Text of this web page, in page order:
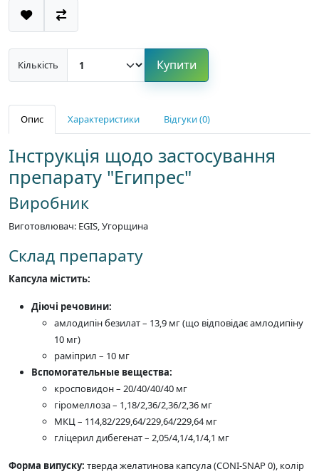
Кількість Купити
Опис Характеристики Відгуки (0)
Інструкція щодо застосування
препарату "Египрес"
Виробник
Виготовлювач: EGIS, Угорщина
Склад препарату
Капсула містить:
Діючі речовини:
амлодипін безилат – 13,9 мг (що відповідає амлодипіну
10 мг)
раміприл – 10 мг
Вспомогательные вещества:
кросповидон – 20/40/40/40 мг
гіромеллоза – 1,18/2,36/2,36/2,36 мг
МКЦ – 114,82/229,64/229,64/229,64 мг
гліцерил дибегенат – 2,05/4,1/4,1/4,1 мг
Форма випуску: тверда желатинова капсула (CONI-SNAP 0), колір